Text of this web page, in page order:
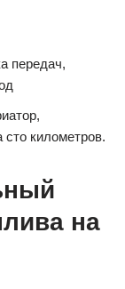
передач,
километров.
на